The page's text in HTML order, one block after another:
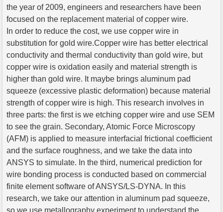
the year of 2009, engineers and researchers have been
focused on the replacement material of copper wire.
In order to reduce the cost, we use copper wire in
substitution for gold wire.Copper wire has better electrical
conductivity and thermal conductivity than gold wire, but
copper wire is oxidation easily and material strength is
higher than gold wire. It maybe brings aluminum pad
squeeze (excessive plastic deformation) because material
strength of copper wire is high. This research involves in
three parts: the first is we etching copper wire and use SEM
to see the grain. Secondary, Atomic Force Microscopy
(AFM) is applied to measure interfacial frictional coefficient
and the surface roughness, and we take the data into
ANSYS to simulate. In the third, numerical prediction for
wire bonding process is conducted based on commercial
finite element software of ANSYS/LS-DYNA. In this
research, we take our attention in aluminum pad squeeze,
so we use metallography experiment to understand the